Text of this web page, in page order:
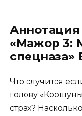
Аннотация
«Мажор 3:
спецназа»
Что случится
голову
страх?